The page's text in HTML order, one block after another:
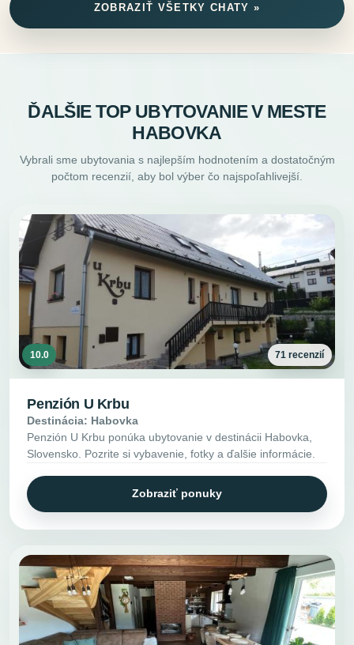
ZOBRAZIŤ VŠETKY CHATY »
ĎALŠIE TOP UBYTOVANIE V MESTE
HABOVKA
Vybrali sme ubytovania s najlepším hodnotením a dostatočným
počtom recenzií, aby bol výber čo najspoľahlivejší.
10.0 71 recenzií
Penzión U Krbu
Destinácia: Habovka
Penzión U Krbu ponúka ubytovanie v destinácii Habovka,
Slovensko. Pozrite si vybavenie, fotky a ďalšie informácie.
Zobraziť ponuky